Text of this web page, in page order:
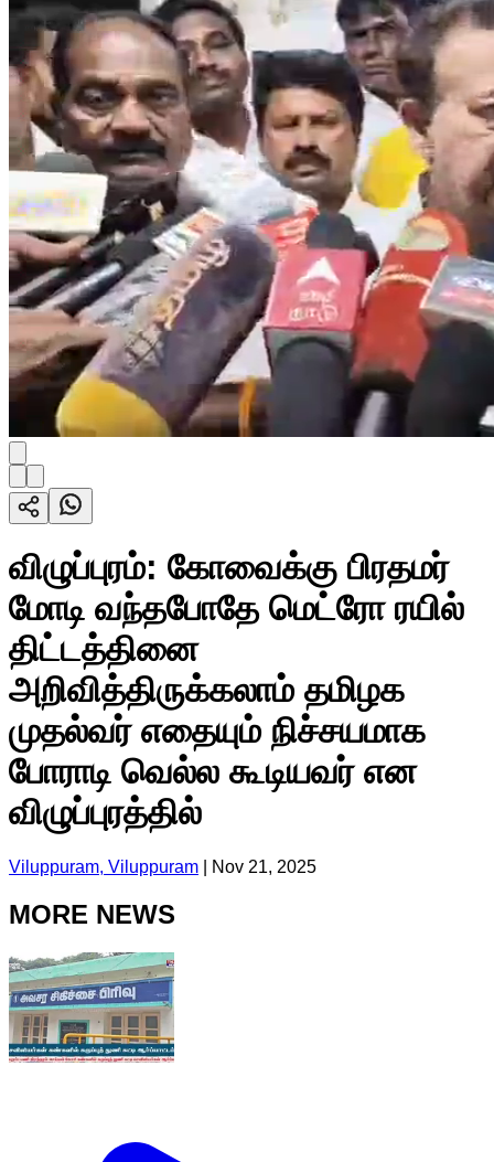
விழுப்புரம்: கோவைக்கு பிரதமர்
மோடி வந்தபோதே மெட்ரோ ரயில்
திட்டத்தினை
அறிவித்திருக்கலாம் தமிழக
முதல்வர் எதையும் நிச்சயமாக
போராடி வெல்ல கூடியவர் என
விழுப்புரத்தில்
Viluppuram, Viluppuram Nov 21, 2025
MORE NEWS